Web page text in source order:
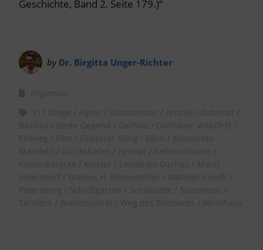
Geschichte, Band 2, Seite 179.)“
by Dr. Birgitta Unger-Richter